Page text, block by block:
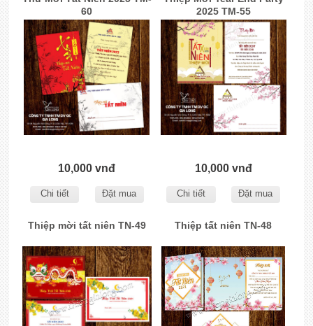
60
10,000 vnđ
Chi tiết Đặt mua
2025 TM-55
10,000 vnđ
Chi tiết Đặt mua
Thiệp mời tất niên TN-49 Thiệp tất niên TN-48